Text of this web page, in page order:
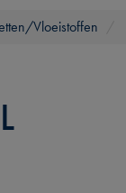
Vloeistoffen